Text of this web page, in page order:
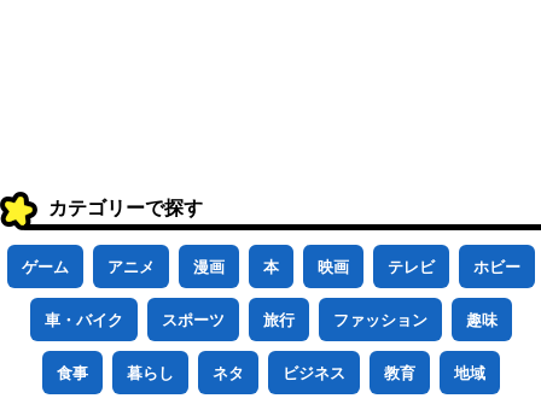
カテゴリーで探す
ゲーム アニメ 漫画 本 映画 テレビ ホビー
車・バイク スポーツ 旅行 ファッション 趣味
食事 暮らし ネタ ビジネス 教育 地域